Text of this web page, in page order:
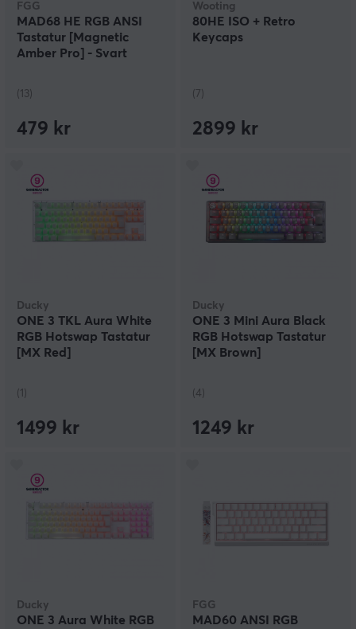
FGG
MAD68 HE RGB ANSI
Tastatur [Magnetic
Amber Pro] - Svart
(13)
479 kr
Wooting
80HE ISO + Retro
Keycaps
(7)
2899 kr
Ducky
ONE 3 TKL Aura White
RGB Hotswap Tastatur
[MX Red]
(1)
1499 kr
Ducky
ONE 3 Mini Aura Black
RGB Hotswap Tastatur
[MX Brown]
(4)
1249 kr
Ducky
ONE 3 Aura White RGB
FGG
MAD60 ANSI RGB